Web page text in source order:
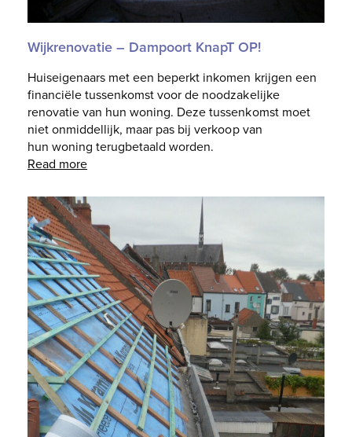
Wijkrenovatie – Dampoort KnapT OP!
Huiseigenaars met een beperkt inkomen krijgen een
financiële tussenkomst voor de noodzakelijke
renovatie van hun woning. Deze tussenkomst moet
niet onmiddellijk, maar pas bij verkoop van
hun woning terugbetaald worden.
Read more